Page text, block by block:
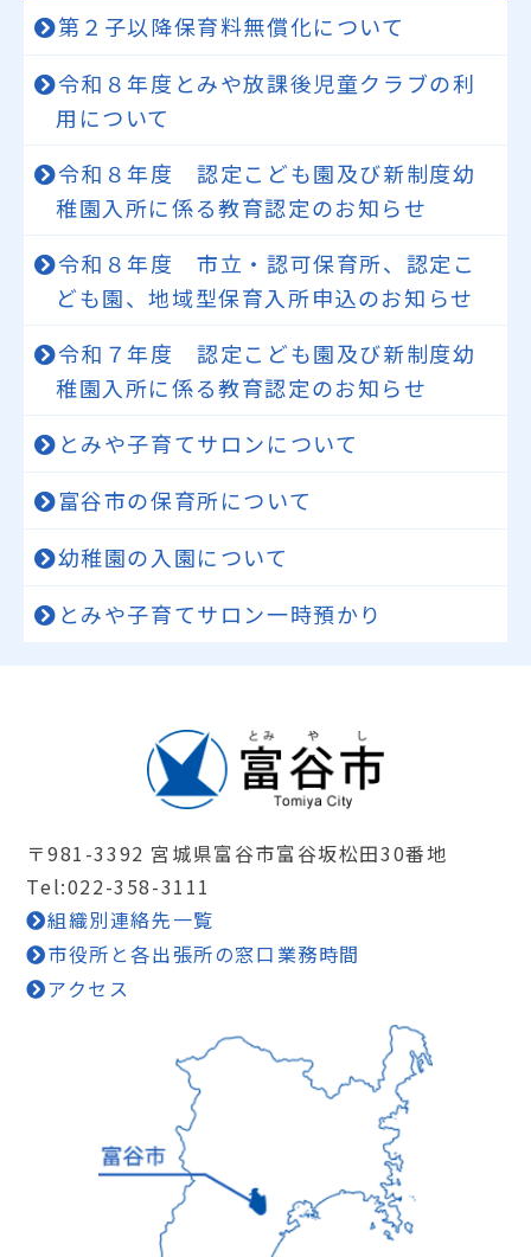
第２子以降保育料無償化について
令和８年度とみや放課後児童クラブの利
用について
令和８年度 認定こども園及び新制度幼
稚園入所に係る教育認定のお知らせ
令和８年度 市立・認可保育所、認定こ
ども園、地域型保育入所申込のお知らせ
令和７年度 認定こども園及び新制度幼
稚園入所に係る教育認定のお知らせ
とみや子育てサロンについて
富谷市の保育所について
幼稚園の入園について
とみや子育てサロン一時預かり
〒981-3392 宮城県富谷市富谷坂松田30番地
Tel:022-358-3111
組織別連絡先一覧
市役所と各出張所の窓口業務時間
アクセス